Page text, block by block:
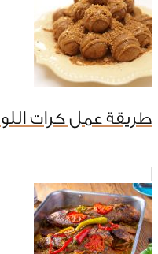
طريقة عمل كرات